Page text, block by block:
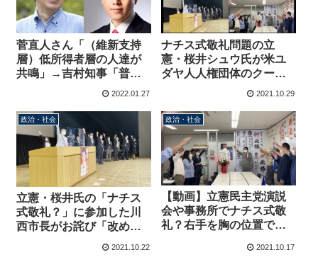
菅直人さん「（維新支持
層）低所得者層の人達が
共鳴」→吉村知事「普
段、人権尊重！多様性重
かざしてる政党が立憲民
主党」
2022.01.27
ナチス式敬礼問題の立
憲・桜井シュウ氏が米ユ
ダヤ人人権団体のクーパ
ー師と対談→枝野代表と
権者に説明無し
2021.10.29
政治・社会
立憲・桜井氏の「ナチス
式敬礼？」に参加した川
西市長がお詫び「改めて
画像などを確認、誤認識
を与えかねない行為」
2021.10.22
政治・社会
【動画】立憲民主党演説
会や事務所でナチス式敬
礼？右手を胸の位置で水
2021.10.17